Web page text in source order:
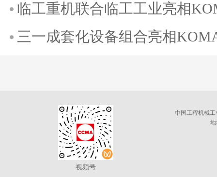
临工重机联合临工工业亮相
三一成套化设备组合亮相
视频号
中国工程机械
地